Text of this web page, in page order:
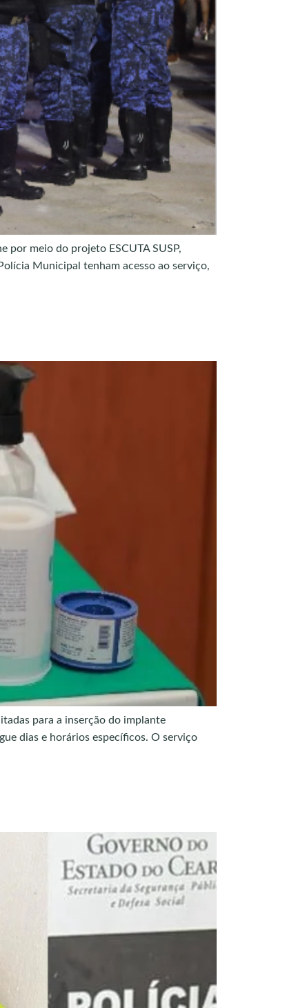
por meio do projeto ESCUTA SUSP,
Municipal tenham acesso ao serviço,
para a inserção do implante
dias e horários específicos. O serviço